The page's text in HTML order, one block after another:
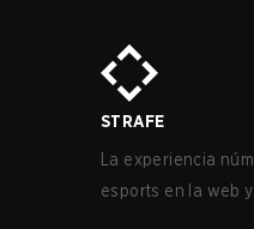
STRAFE
La experiencia
esports en la web y